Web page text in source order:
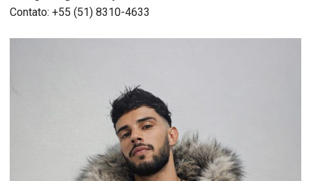
Contato: +55 (51) 8310-4633